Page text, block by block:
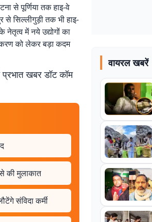
से पूर्णिया तक हाइ-वे
से सिल्लीगुड़ी तक भी हाइ-
नेतृत्व में नये उद्योगों का
को लेकर बड़ा कदम
खबर डॉट कॉम
की मुलाकात
संविदा कर्मी
वायरल खबरें